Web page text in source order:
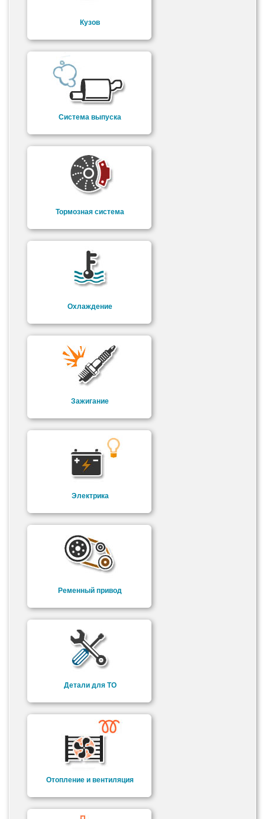
Кузов
Система выпуска
Тормозная система
Охлаждение
Зажигание
Электрика
Ременный привод
Детали для ТО
Отопление и вентиляция